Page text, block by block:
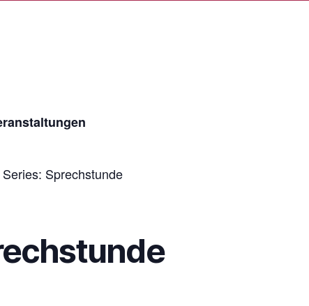
Sprechstunde